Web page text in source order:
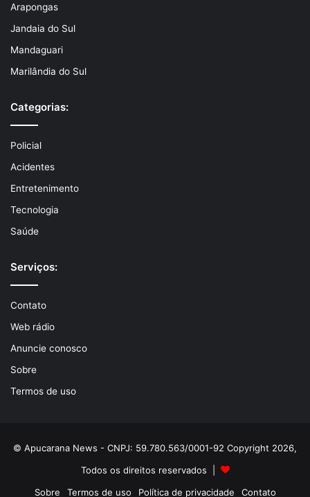
Arapongas
Jandaia do Sul
Mandaguari
Marilândia do Sul
Categorias:
Policial
Acidentes
Entretenimento
Tecnologia
Saúde
Serviços:
Contato
Web rádio
Anuncie conosco
Sobre
Termos de uso
© Apucarana News - CNPJ: 59.780.563/0001-92 Copyright 2026,
Todos os direitos reservados |
Sobre
Termos de uso Política de privacidade Contato